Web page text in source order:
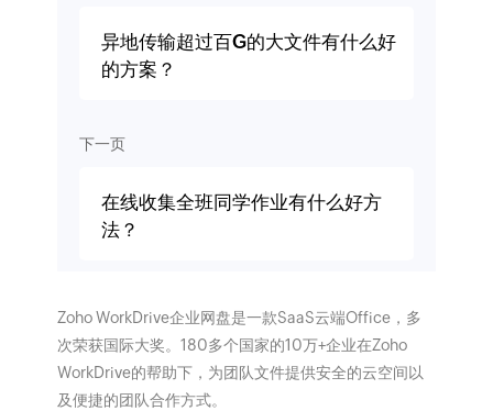
异地传输超过百G的大文件有什么好
的方案？
下一页
在线收集全班同学作业有什么好方
法？
Zoho WorkDrive企业网盘是一款SaaS云端Office，多
次荣获国际大奖。180多个国家的10万+企业在Zoho
WorkDrive的帮助下，为团队文件提供安全的云空间以
及便捷的团队合作方式。